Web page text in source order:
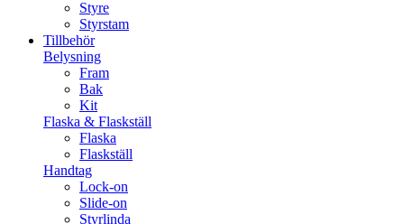
Styre
Styrstam
Tillbehör
Belysning
Fram
Bak
Kit
Flaska & Flaskställ
Flaska
Flaskställ
Handtag
Lock-on
Slide-on
Styrlinda